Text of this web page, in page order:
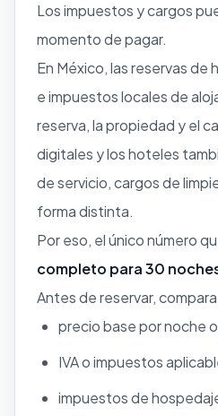
Los impuestos y cargos
momento de pagar.
En México, las reservas de
e impuestos locales de
reserva, la propiedad y el
digitales y los hoteles
de servicio, cargos de
forma distinta.
Por eso, el único número
completo para 30
Antes de reservar,
precio base por noche
IVA o impuestos
impuestos de